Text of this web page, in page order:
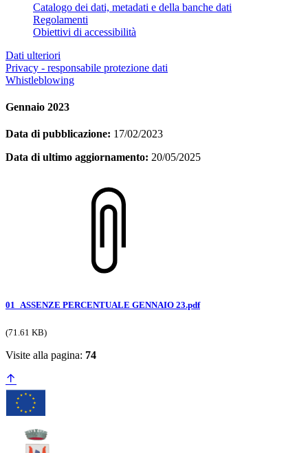
Catalogo dei dati, metadati e della banche dati
Regolamenti
Obiettivi di accessibilità
Dati ulteriori
Privacy - responsabile protezione dati
Whistleblowing
Gennaio 2023
Data di pubblicazione: 17/02/2023
Data di ultimo aggiornamento: 20/05/2025
01_ASSENZE PERCENTUALE GENNAIO 23.pdf
(71.61 KB)
Visite alla pagina: 74